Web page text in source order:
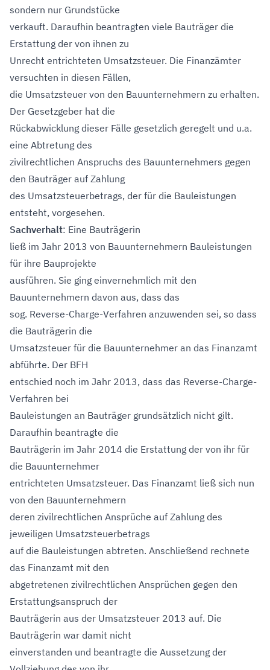
sondern nur Grundstücke
verkauft. Daraufhin beantragten viele Bauträger die
Erstattung der von ihnen zu
Unrecht entrichteten Umsatzsteuer. Die Finanzämter
versuchten in diesen Fällen,
die Umsatzsteuer von den Bauunternehmern zu erhalten.
Der Gesetzgeber hat die
Rückabwicklung dieser Fälle gesetzlich geregelt und u.a.
eine Abtretung des
zivilrechtlichen Anspruchs des Bauunternehmers gegen
den Bauträger auf Zahlung
des Umsatzsteuerbetrags, der für die Bauleistungen
entsteht, vorgesehen.
Sachverhalt: Eine Bauträgerin
ließ im Jahr 2013 von Bauunternehmern Bauleistungen
für ihre Bauprojekte
ausführen. Sie ging einvernehmlich mit den
Bauunternehmern davon aus, dass das
sog. Reverse-Charge-Verfahren anzuwenden sei, so dass
die Bauträgerin die
Umsatzsteuer für die Bauunternehmer an das Finanzamt
abführte. Der BFH
entschied noch im Jahr 2013, dass das Reverse-Charge-
Verfahren bei
Bauleistungen an Bauträger grundsätzlich nicht gilt.
Daraufhin beantragte die
Bauträgerin im Jahr 2014 die Erstattung der von ihr für
die Bauunternehmer
entrichteten Umsatzsteuer. Das Finanzamt ließ sich nun
von den Bauunternehmern
deren zivilrechtlichen Ansprüche auf Zahlung des
jeweiligen Umsatzsteuerbetrags
auf die Bauleistungen abtreten. Anschließend rechnete
das Finanzamt mit den
abgetretenen zivilrechtlichen Ansprüchen gegen den
Erstattungsanspruch der
Bauträgerin aus der Umsatzsteuer 2013 auf. Die
Bauträgerin war damit nicht
einverstanden und beantragte die Aussetzung der